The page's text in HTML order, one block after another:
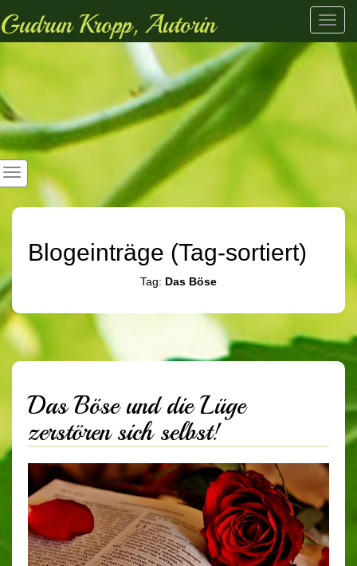
Gudrun Kropp, Autorin
Blogeinträge (Tag-sortiert)
Tag: Das Böse
Das Böse und die Lüge
zerstören sich selbst!